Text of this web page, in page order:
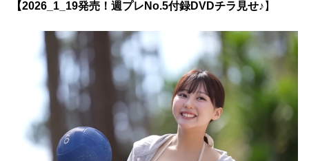
【2026_1_19発売！週プレNo.5付録DVDチラ見せ♪ 】